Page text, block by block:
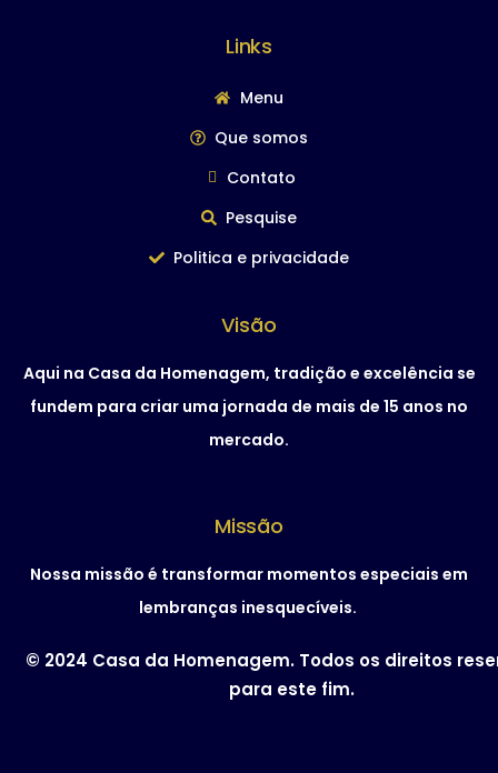
Links
Menu
Que somos
Contato
Pesquise
Politica e privacidade
Visão
Aqui na Casa da Homenagem, tradição e excelência se
fundem para criar uma jornada de mais de 15 anos no
mercado.
Missão
Nossa missão é transformar momentos especiais em
lembranças inesquecíveis.
© 2024 Casa da Homenagem. Todos os direitos
para este fim.